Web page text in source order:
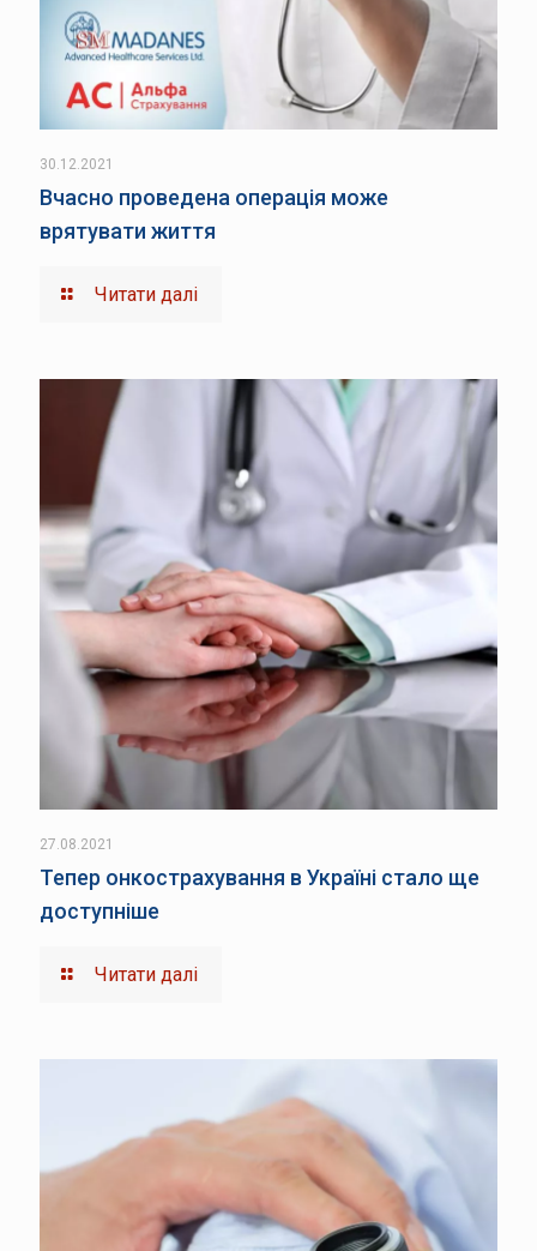
30.12.2021
Вчасно проведена операція може
врятувати життя
Читати далі
27.08.2021
Тепер онкострахування в Україні стало ще
доступніше
Читати далі